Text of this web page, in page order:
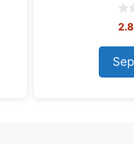
0
u
t
o